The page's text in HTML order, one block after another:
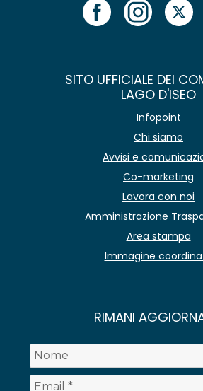
SITO UFFICIALE DEI
LAGO D'ISEO
Infopoint
Chi siamo
Avvisi e
Co-marketing
Lavora con noi
Amministrazione
Area stampa
Immagine
RIMANI